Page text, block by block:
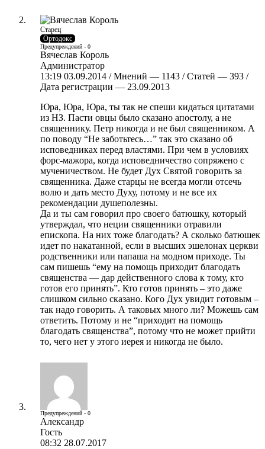
Старец
Ортодокс
Предупреждений - 0
Вячеслав Король
Администратор
13:19 03.09.2014 / Мнений — 1143 / Статей — 393 /
Дата регистрации — 23.09.2013
Юра, Юра, Юра, ты так не спеши кидаться цитатами
из НЗ. Пасти овцы было сказано апостолу, а не
священнику. Петр никогда и не был священником. А
по поводу “Не заботьтесь…” так это сказано об
исповедниках перед властями. При чем в условиях
форс-мажора, когда исповедничество сопряжено с
мученичеством. Не будет Дух Святой говорить за
священника. Даже старцы не всегда могли отсечь
волю и дать место Духу, потому и не все их
рекомендации душеполезны.
Да и ты сам говорил про своего батюшку, который
утверждал, что неции священники отравили
епископа. На них тоже благодать? А сколько батюшек
идет по накатанной, если в высших эшелонах церкви
родственники или папаша на модном приходе. Ты
сам пишешь “ему на помощь приходит благодать
священства — дар действенного слова к тому, кто
готов его принять”. Кто готов принять – это даже
слишком сильно сказано. Кого Дух увидит готовым –
так надо говорить. А таковых много ли? Можешь сам
ответить. Потому и не “приходит на помощь
благодать священства”, потому что не может прийти
то, чего нет у этого иерея и никогда не было.
Предупреждений - 0
Александр
Гость
08:32 28.07.2017